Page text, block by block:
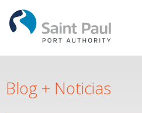
Blog + Noticias